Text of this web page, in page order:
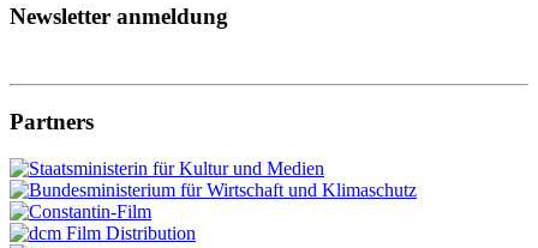
Newsletter anmeldung
Partners